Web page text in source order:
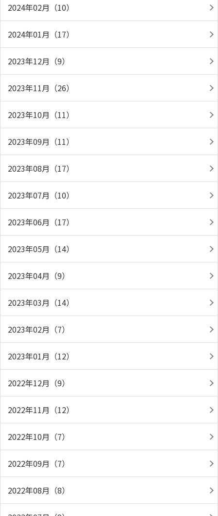
2024年02月（10）
2024年01月（17）
2023年12月（9）
2023年11月（26）
2023年10月（11）
2023年09月（11）
2023年08月（17）
2023年07月（10）
2023年06月（17）
2023年05月（14）
2023年04月（9）
2023年03月（14）
2023年02月（7）
2023年01月（12）
2022年12月（9）
2022年11月（12）
2022年10月（7）
2022年09月（7）
2022年08月（8）